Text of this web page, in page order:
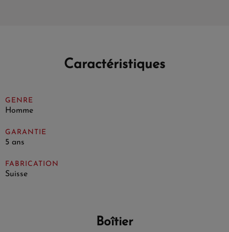
Caractéristiques
GENRE
Homme
GARANTIE
5 ans
FABRICATION
Suisse
Boîtier